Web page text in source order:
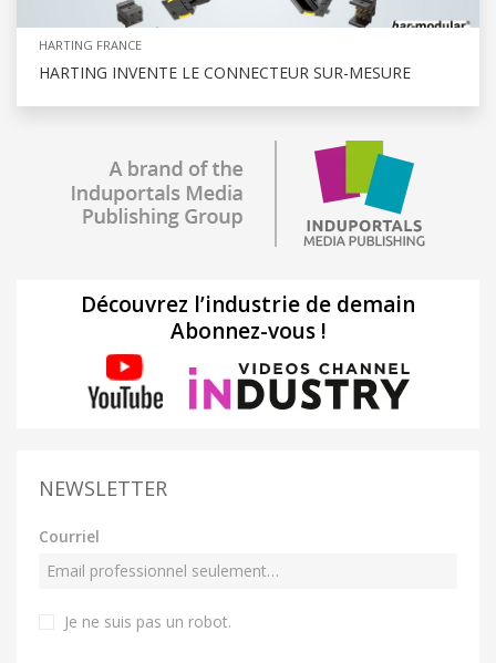
HARTING FRANCE
HARTING INVENTE LE CONNECTEUR SUR-MESURE
Découvrez l’industrie de demain
Abonnez-vous !
NEWSLETTER
Courriel
Je ne suis pas un robot.